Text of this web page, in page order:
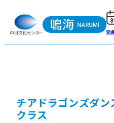
受
チアドラゴンズダ
クラス